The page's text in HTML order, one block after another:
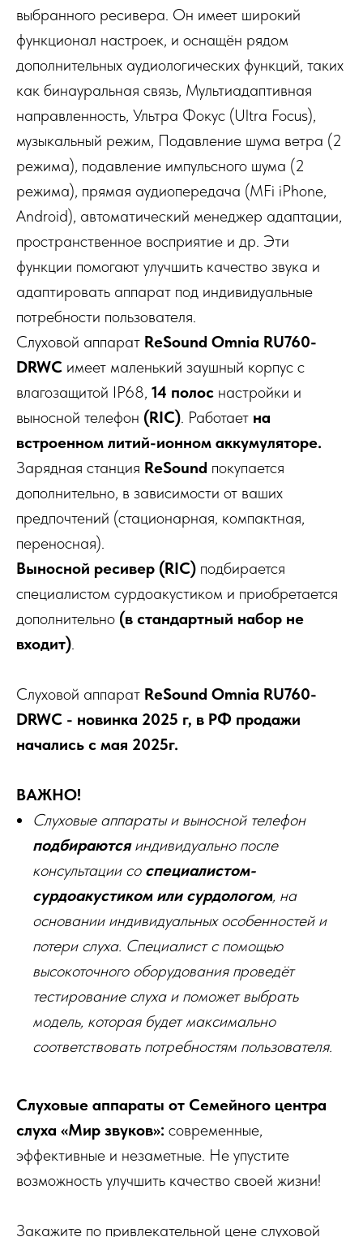
выбранного ресивера. Он имеет широкий
функционал настроек, и оснащён рядом
дополнительных аудиологических функций, таких
как бинауральная связь, Мультиадаптивная
направленность, Ультра Фокус (Ultra Focus),
музыкальный режим, Подавление шума ветра (2
режима), подавление импульсного шума (2
режима), прямая аудиопередача (MFi iPhone,
Android), автоматический менеджер адаптации,
пространственное восприятие и др. Эти
функции помогают улучшить качество звука и
адаптировать аппарат под индивидуальные
потребности пользователя.
Слуховой аппарат ReSound Omnia RU760-
DRWС имеет маленький заушный корпус с
влагозащитой IP68, 14 полос настройки и
выносной телефон (RIC). Работает на
встроенном литий-ионном аккумуляторе.
Зарядная станция ReSound покупается
дополнительно, в зависимости от ваших
предпочтений (стационарная, компактная,
переносная).
Выносной ресивер (RIC) подбирается
специалистом сурдоакустиком и приобретается
дополнительно (в стандартный набор не
входит).
Слуховой аппарат ReSound Omnia RU760-
DRWС - новинка 2025 г, в РФ продажи
начались с мая 2025г.
ВАЖНО!
Слуховые аппараты и выносной телефон
подбираютсяиндивидуально после
консультации со специалистом-
сурдоакустиком или сурдологом, на
основании индивидуальных особенностей и
потери слуха. Специалист с помощью
высокоточного оборудования проведёт
тестирование слуха и поможет выбрать
модель, которая будет максимально
соответствовать потребностям пользователя.
Слуховые аппараты от Семейного центра
слуха «Мир звуков»: современные,
эффективные и незаметные. Не упустите
возможность улучшить качество своей жизни!
Закажите по привлекательной цене слуховой